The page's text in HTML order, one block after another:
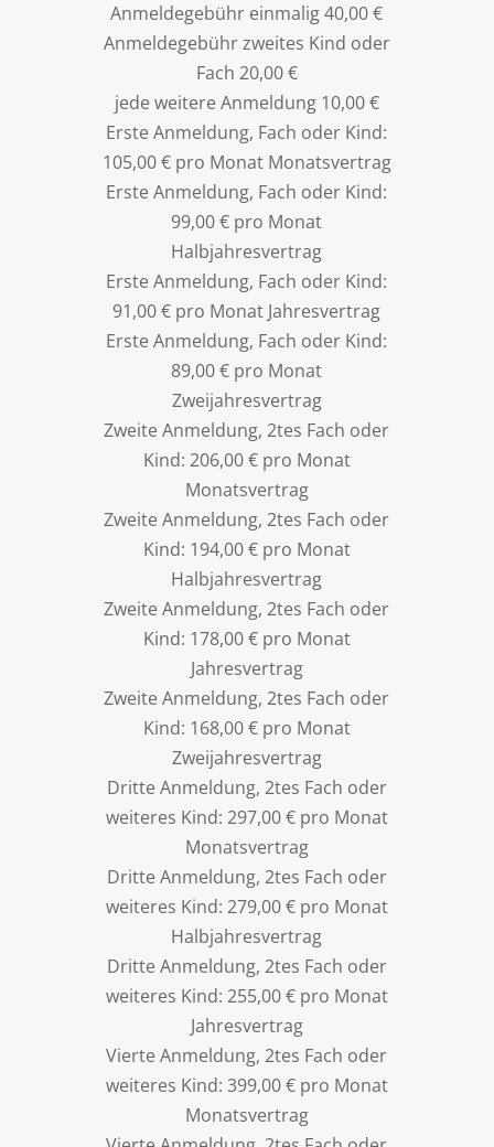
Anmeldegebühr einmalig 40,00 €
Anmeldegebühr zweites Kind oder
Fach 20,00 €
jede weitere Anmeldung 10,00 €
Erste Anmeldung, Fach oder Kind:
105,00 € pro Monat Monatsvertrag
Erste Anmeldung, Fach oder Kind:
99,00 € pro Monat
Halbjahresvertrag
Erste Anmeldung, Fach oder Kind:
91,00 € pro Monat Jahresvertrag
Erste Anmeldung, Fach oder Kind:
89,00 € pro Monat
Zweijahresvertrag
Zweite Anmeldung, 2tes Fach oder
Kind: 206,00 € pro Monat
Monatsvertrag
Zweite Anmeldung, 2tes Fach oder
Kind: 194,00 € pro Monat
Halbjahresvertrag
Zweite Anmeldung, 2tes Fach oder
Kind: 178,00 € pro Monat
Jahresvertrag
Zweite Anmeldung, 2tes Fach oder
Kind: 168,00 € pro Monat
Zweijahresvertrag
Dritte Anmeldung, 2tes Fach oder
weiteres Kind: 297,00 € pro Monat
Monatsvertrag
Dritte Anmeldung, 2tes Fach oder
weiteres Kind: 279,00 € pro Monat
Halbjahresvertrag
Dritte Anmeldung, 2tes Fach oder
weiteres Kind: 255,00 € pro Monat
Jahresvertrag
Vierte Anmeldung, 2tes Fach oder
weiteres Kind: 399,00 € pro Monat
Monatsvertrag